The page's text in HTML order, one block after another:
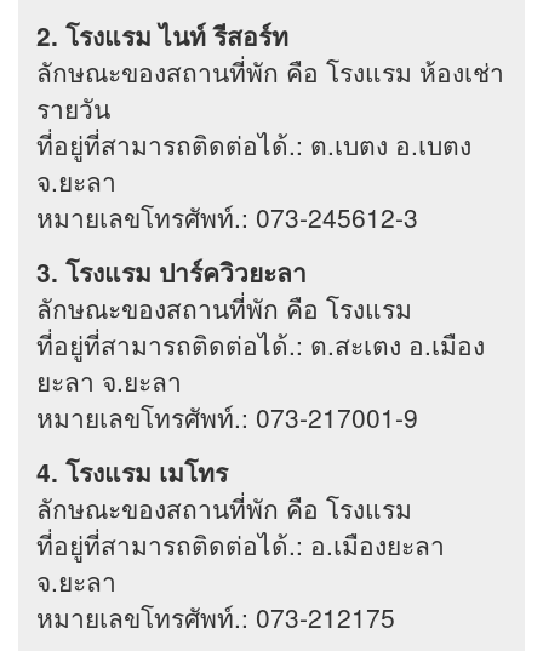
2. โรงแรม ไนท์ รีสอร์ท
ลักษณะของสถานที่พัก คือ โรงแรม ห้องเช่า
รายวัน
ที่อยู่ที่สามารถติดต่อได้.: ต.เบตง อ.เบตง
จ.ยะลา
หมายเลขโทรศัพท์.: 073-245612-3
3. โรงแรม ปาร์ควิวยะลา
ลักษณะของสถานที่พัก คือ โรงแรม
ที่อยู่ที่สามารถติดต่อได้.: ต.สะเตง อ.เมือง
ยะลา จ.ยะลา
หมายเลขโทรศัพท์.: 073-217001-9
4. โรงแรม เมโทร
ลักษณะของสถานที่พัก คือ โรงแรม
ที่อยู่ที่สามารถติดต่อได้.: อ.เมืองยะลา
จ.ยะลา
หมายเลขโทรศัพท์.: 073-212175